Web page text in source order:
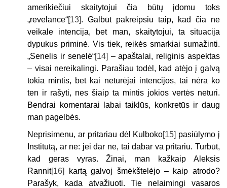
amerikiečiui skaitytojui čia būtų įdomu toks
„revelance“[13]. Galbūt pakreipsiu taip, kad čia ne
veikale intencija, bet man, skaitytojui, ta situacija
dypukus priminė. Vis tiek, reikės smarkiai sumažinti.
„Senelis ir senelė“[14] – apaštalai, religinis aspektas
– visai nereikalingi. Parašiau todėl, kad atėjo į galvą
tokia mintis, bet kai neturėjai intencijos, tai nėra ko
ten ir rašyti, nes šiaip ta mintis jokios vertės neturi.
Bendrai komentarai labai taiklūs, konkretūs ir daug
man pagelbės.
Neprisimenu, ar pritariau dėl Kulboko[15] pasiūlymo į
Institutą, ar ne: jei dar ne, tai dabar va pritariu. Turbūt,
kad geras vyras. Žinai, man kažkaip Aleksis
Rannit[16]
kartą galvoj šmėkštelėjo – kaip atrodo?
Parašyk, kada atvažiuoti. Tie nelaimingi vasaros